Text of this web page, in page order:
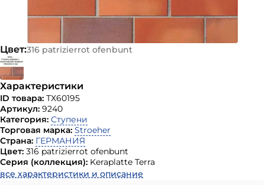
Цвет:316 patrizierrot ofenbunt
Характеристики
ID товара: ТХ60195
Артикул: 9240
Категория: Ступени
Торговая марка: Stroeher
Страна: ГЕРМАНИЯ
Цвет: 316 patrizierrot ofenbunt
Серия (коллекция): Keraplatte Terra
все характеристики и описание